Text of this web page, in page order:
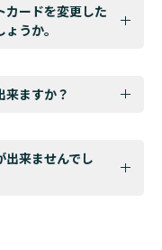
カードを変更した
うか。
来ますか？
出来ませんでし